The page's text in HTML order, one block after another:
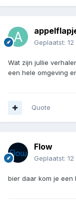
Geplaatst:
Wat zijn jullie
een hele omgeving
Quote
Flow
Geplaatst:
bier daar kom je een